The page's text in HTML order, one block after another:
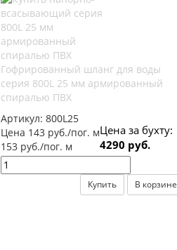
Гофрированный шланг для воды
серия 800L 25 мм армированный
спиралью ПВХ
Артикул: 800L25
Цена 143 руб./пог. м
153 руб./пог. м
Цена за бухту:
4290 руб.
Купить В корзине